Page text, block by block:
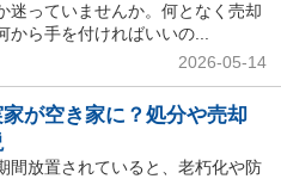
迷っていませんか。何となく売却
から手を付ければいいの...
2026-05-14
が空き家に？処分や売却
間放置されていると、老朽化や防